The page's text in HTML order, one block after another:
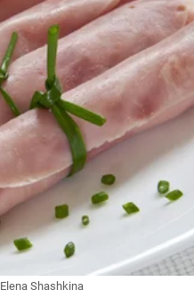
Elena Shashkina